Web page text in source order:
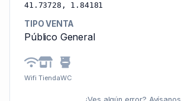
41.73728, 1.84181
TIPO VENTA
Público General
Wifi TiendaWC